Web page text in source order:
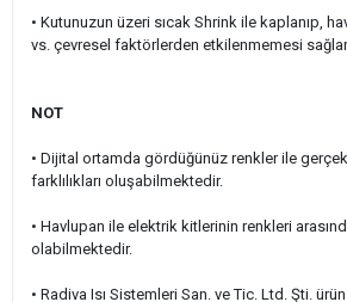
• Kutunuzun üzeri sıcak Shrink ile kaplanıp,
vs. çevresel faktörlerden etkilenmemesi
NOT
• Dijital ortamda gördüğünüz renkler ile
farklılıkları oluşabilmektedir.
• Havlupan ile elektrik kitlerinin renkleri
olabilmektedir.
• Radiva Isı Sistemleri San. ve Tic. Ltd. Şti.